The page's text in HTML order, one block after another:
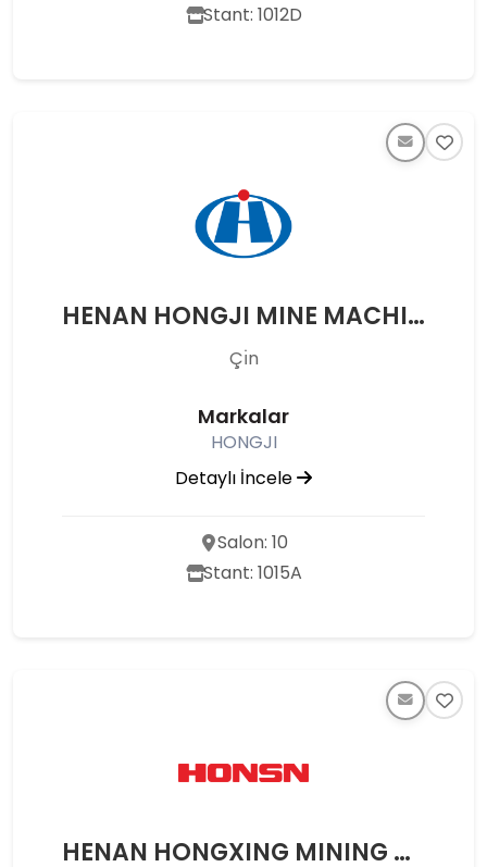
Stant: 1012D
HENAN HONGJI MINE MACHINERY CO.,LTD
Çı̇n
Markalar
HONGJI
Detaylı İncele
Salon: 10
Stant: 1015A
HENAN HONGXING MINING MACHINERY CO.,LTD